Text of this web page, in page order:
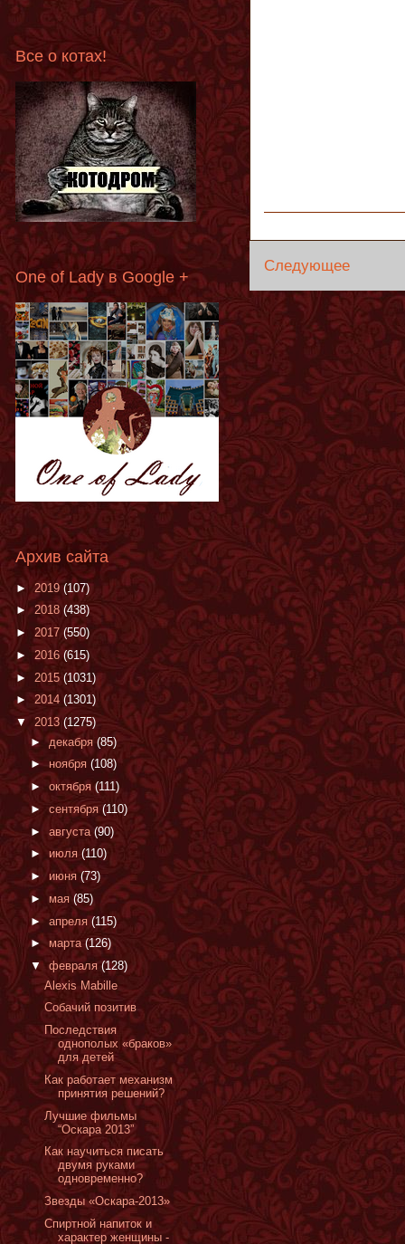
Следующее
Все о котах!
One of Lady в Google +
Архив сайта
► 2019 (107)
►2018 (438)
► 2017 (550)
► 2016(615)
► 2015 (1031)
►2014 (1301)
▼ 2013 (1275)
►декабря (85)
► ноября (108)
► октября(111)
► сентября (110)
► августа(90)
► июля (110)
► июня(73)
► мая (85)
►апреля (115)
► марта (126)
▼ февраля (128)
Alexis Mabille
Собачий позитив
Последствия
однополых «браков»
для детей
Как работает механизм
принятия решений?
Лучшие фильмы
“Оскара 2013”
Как научиться писать
двумя руками
одновременно?
Звезды «Оскара-2013»
Спиртной напиток и
характер женщины -